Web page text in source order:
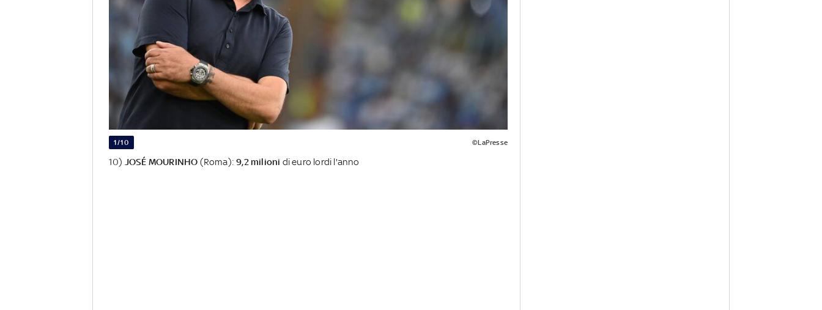
1/10 ©LaPresse
10) JOSÉ MOURINHO (Roma):9,2 milioni di euro lordi l'anno